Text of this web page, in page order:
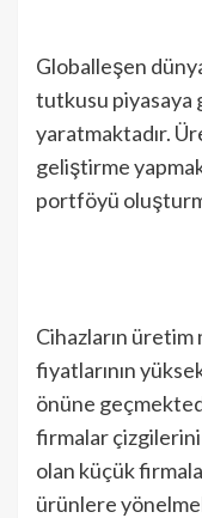
Globalleşen
tutkusu piyasaya
yaratmaktadır.
geliştirme
portföyü
Cihazların
fiyatlarının
önüne
firmalar
olan küçük
ürünlere